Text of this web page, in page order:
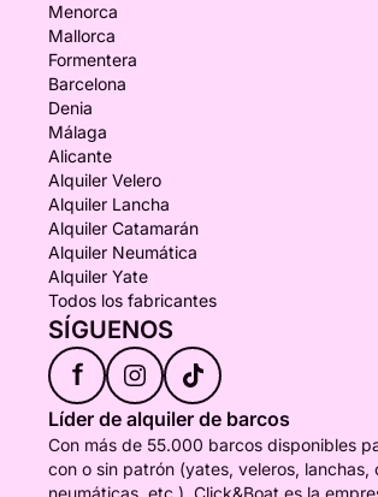
Menorca
Mallorca
Formentera
Barcelona
Denia
Málaga
Alicante
Alquiler Velero
Alquiler Lancha
Alquiler Catamarán
Alquiler Neumática
Alquiler Yate
Todos los fabricantes
SÍGUENOS
f
Líder de alquiler de barcos
Con más de 55.000 barcos disponibles
con o sin patrón (yates, veleros, lanchas,
neumáticas, etc.), Click&Boat es la